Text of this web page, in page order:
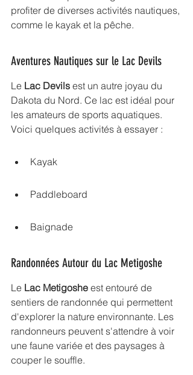
profiter de diverses activités nautiques,
comme le kayak et la pêche.
Aventures Nautiques sur le Lac Devils
Le Lac Devils est un autre joyau du
Dakota du Nord. Ce lac est idéal pour
les amateurs de sports aquatiques.
Voici quelques activités à essayer :
Kayak
Paddleboard
Baignade
Randonnées Autour du Lac Metigoshe
Le Lac Metigoshe est entouré de
sentiers de randonnée qui permettent
d'explorer la nature environnante. Les
randonneurs peuvent s'attendre à voir
une faune variée et des paysages à
couper le souffle.